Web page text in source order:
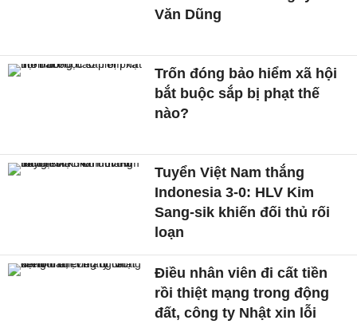
Văn Dũng
Trốn đóng bảo hiểm xã hội
bắt buộc sắp bị phạt thế
nào?
Tuyển Việt Nam thắng
Indonesia 3-0: HLV Kim
Sang-sik khiến đối thủ rối
loạn
Điều nhân viên đi cất tiền
rồi thiệt mạng trong động
đất, công ty Nhật xin lỗi